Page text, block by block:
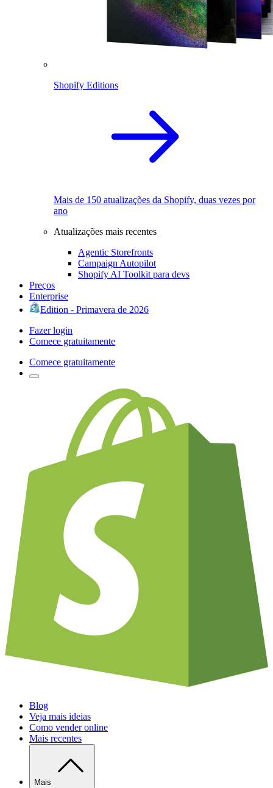
Shopify Editions
Mais de 150 atualizações da Shopify, duas vezes por
ano
Atualizações mais recentes
Agentic Storefronts
Campaign Autopilot
Shopify AI Toolkit para devs
Preços
Enterprise
Edition - Primavera de 2026
Fazer login
Comece gratuitamente
Comece gratuitamente
Blog
Veja mais ideias
Como vender online
Mais recentes
Mais